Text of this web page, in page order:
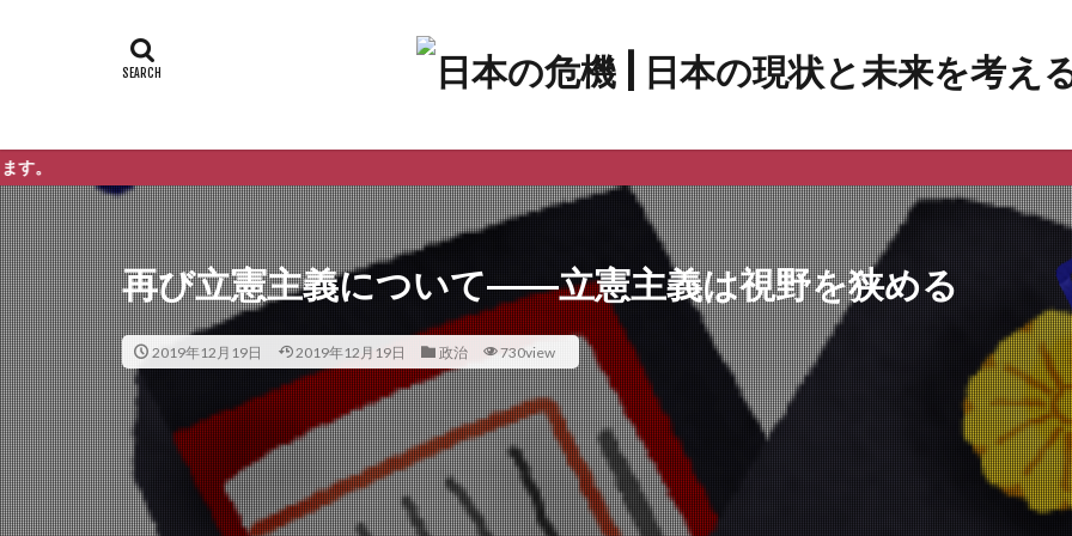
再び立憲主義について――立憲主義は視野を狭める
2019年12月19日 2019年12月19日 政治 730view